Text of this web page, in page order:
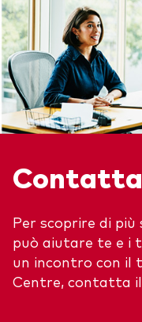
Per scoprire di
può aiutare te e i
un incontro con il
Centre, contatta